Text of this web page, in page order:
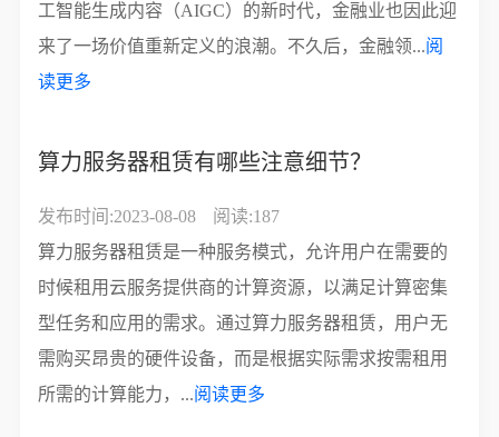
工智能生成内容（AIGC）的新时代，金融业也因此迎
来了一场价值重新定义的浪潮。不久后，金融领...阅
读更多
算力服务器租赁有哪些注意细节？
发布时间:2023-08-08
阅读:187
算力服务器租赁是一种服务模式，允许用户在需要的
时候租用云服务提供商的计算资源，以满足计算密集
型任务和应用的需求。通过算力服务器租赁，用户无
需购买昂贵的硬件设备，而是根据实际需求按需租用
所需的计算能力，...阅读更多